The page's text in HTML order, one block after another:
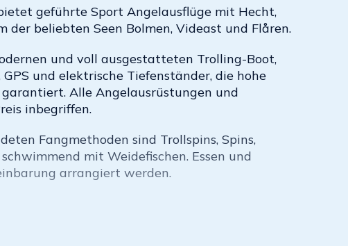
geführte Sport Angelausflüge mit Hecht,
der beliebten Seen Bolmen, Videast und Flåren.
und voll ausgestatteten Trolling-Boot,
und elektrische Tiefenständer, die hohe
Alle Angelausrüstungen und
inbegriffen.
Fangmethoden sind Trollspins, Spins,
mit Weidefischen. Essen und
arrangiert werden.